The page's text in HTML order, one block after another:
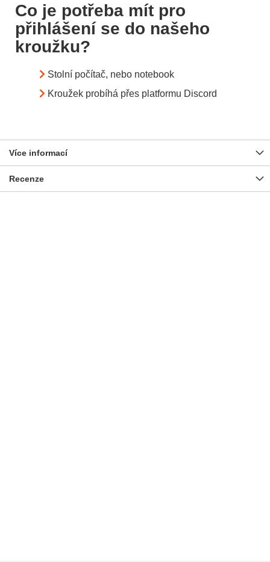
Co je potřeba mít pro
přihlášení se do našeho
kroužku?
Stolní počítač, nebo notebook
Kroužek probíhá přes platformu Discord
Více informací
Recenze